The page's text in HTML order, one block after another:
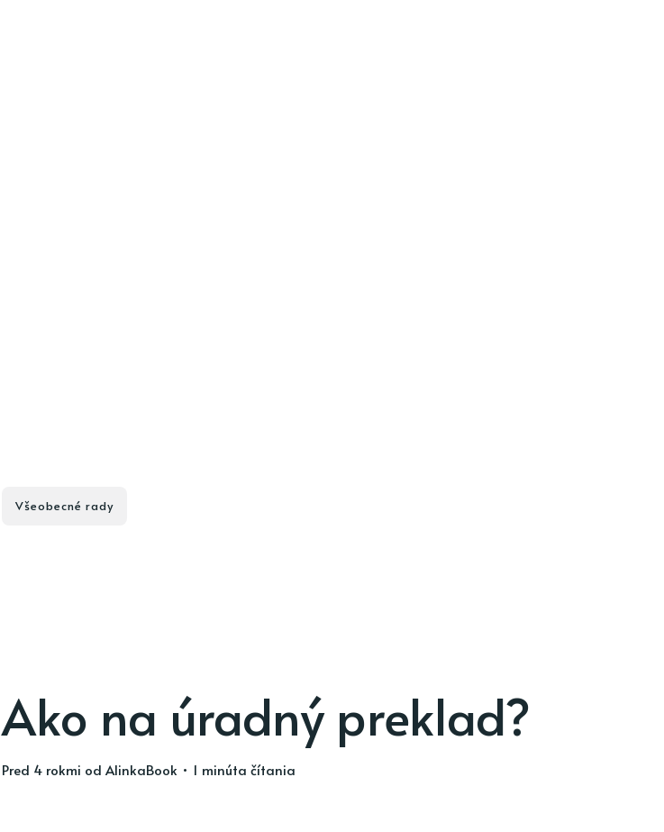
Všeobecné rady
Ako na úradný preklad?
pred 4 rokmi od AlinkaBook • 1 minúta čítania